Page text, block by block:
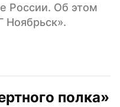
России. Об этом
Ноябрьск».
полка»